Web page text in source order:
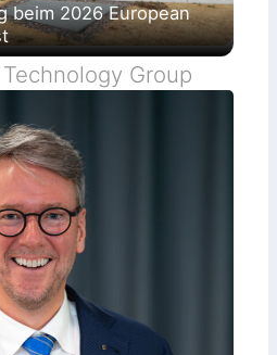
beim 2026 European
Group